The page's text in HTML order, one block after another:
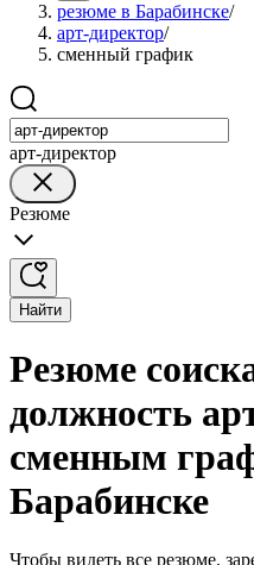
резюме в Барабинске/
арт-директор/
сменный график
арт-директор
Резюме
Найти
Резюме
должность
сменным
Барабинске
Чтобы видеть все резюме,